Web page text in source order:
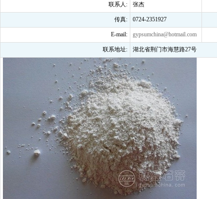
联系人:
张杰
传真: 0724-2351927
E-mail: gypsumchina@hotmail.com
联系地址: 湖北省荆门市海慧路27号